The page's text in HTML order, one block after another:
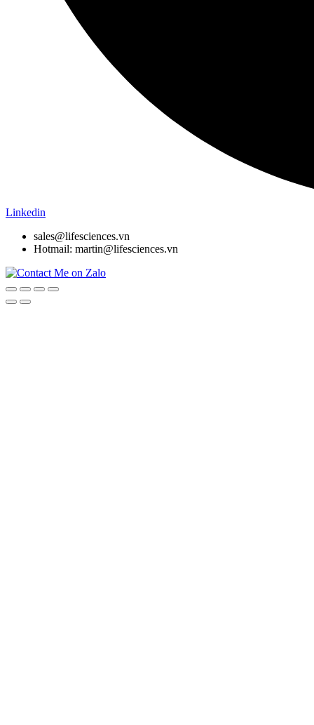
Linkedin
sales@lifesciences.vn
Hotmail: martin@lifesciences.vn